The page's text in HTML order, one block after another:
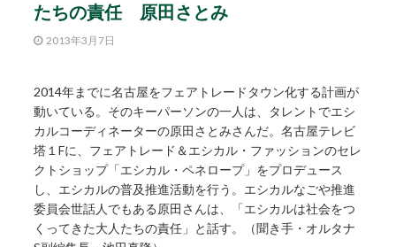
たちの責任 原田さとみ
2013年3月7日
2014年までに名古屋をフェアトレードタウン化する計画が
動いている。そのキーパーソンの一人は、タレントでエシ
カルコーディネーターの原田さとみさんだ。名古屋テレビ
塔１Fに、フェアトレード＆エシカル・ファッションのセレ
クトショップ「エシカル・ペネロープ」をプロデュース
し、エシカルの普及推進活動を行う。エシカルなごや推進
委員会世話人でもある原田さんは、「エシカルは社会をつ
くってきた大人たちの責任」と話す。（聞き手・オルタナ